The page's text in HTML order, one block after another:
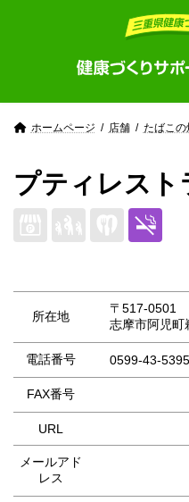
ホームページ 店舗 たばこの
プティレスト
所在地
〒517-0501
志摩市阿児町
電話番号 0599-43-5395
FAX番号
URL
メールアド
レス